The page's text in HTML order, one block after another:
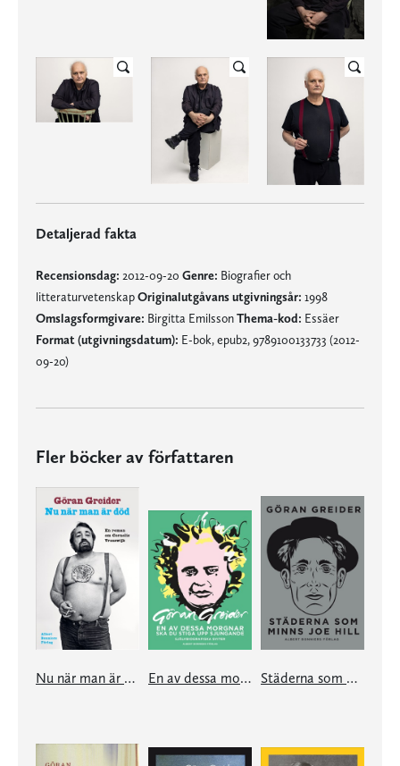
Detaljerad fakta
Recensionsdag: 2012-09-20 Genre: Biografier och
litteraturvetenskapOriginalutgåvans utgivningsår: 1998
Omslagsformgivare: Birgitta EmilssonThema-kod: Essäer
Format (utgivningsdatum): E-bok, epub2, 9789100133733 (2012-
09-20)
Fler böcker av författaren
Nu när man är död En av dessa morgnar ska du stiga upp sjungande Städerna som minns Joe Hill